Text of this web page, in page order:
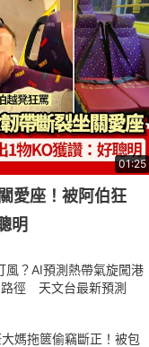
01:25
愛座！被阿伯狂
明
風？AI預測熱帶氣旋闖港
徑 天文台最新預測
媽拖篋偷竊斷正！被包